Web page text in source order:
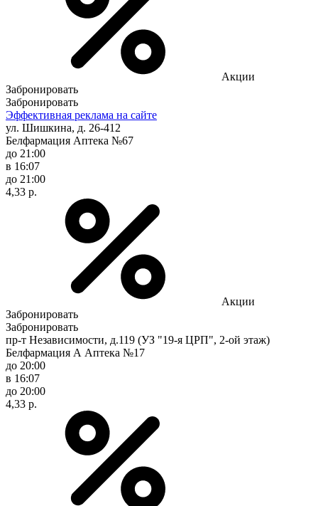
Акции
Забронировать
Забронировать
Эффективная реклама на сайте
ул. Шишкина, д. 26-412
Белфармация Аптека №67
до 21:00
в 16:07
до 21:00
4,33 р.
Акции
Забронировать
Забронировать
пр-т Независимости, д.119 (УЗ "19-я ЦРП", 2-ой этаж)
Белфармация А Аптека №17
до 20:00
в 16:07
до 20:00
4,33 р.